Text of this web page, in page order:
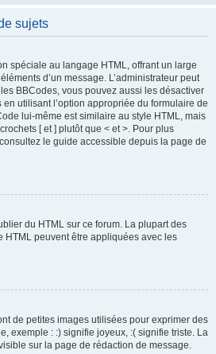
sujets
spéciale au langage HTML, offrant un large
d’un message. L’administrateur peut
BBCodes, vous pouvez aussi les désactiver
utilisant l’option appropriée du formulaire de
lui-même est similaire au style HTML, mais
[ et ] plutôt que < et >. Pour plus
le guide accessible depuis la page de
du HTML sur ce forum. La plupart des
HTML peuvent être appliquées avec les
de petites images utilisées pour exprimer des
exemple : :) signifie joyeux, :( signifie triste. La
sur la page de rédaction de message.